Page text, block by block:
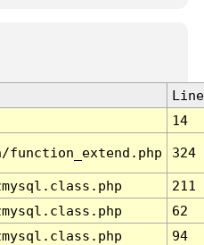
Line
14
324
211
62
94